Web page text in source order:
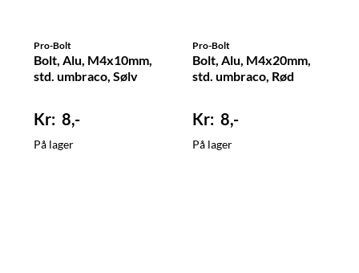
Pro-Bolt
Bolt, Alu, M4x10mm,
std. umbraco, Sølv
8,-
På lager
Pro-Bolt
Bolt, Alu, M4x20mm,
std. umbraco, Rød
8,-
På lager